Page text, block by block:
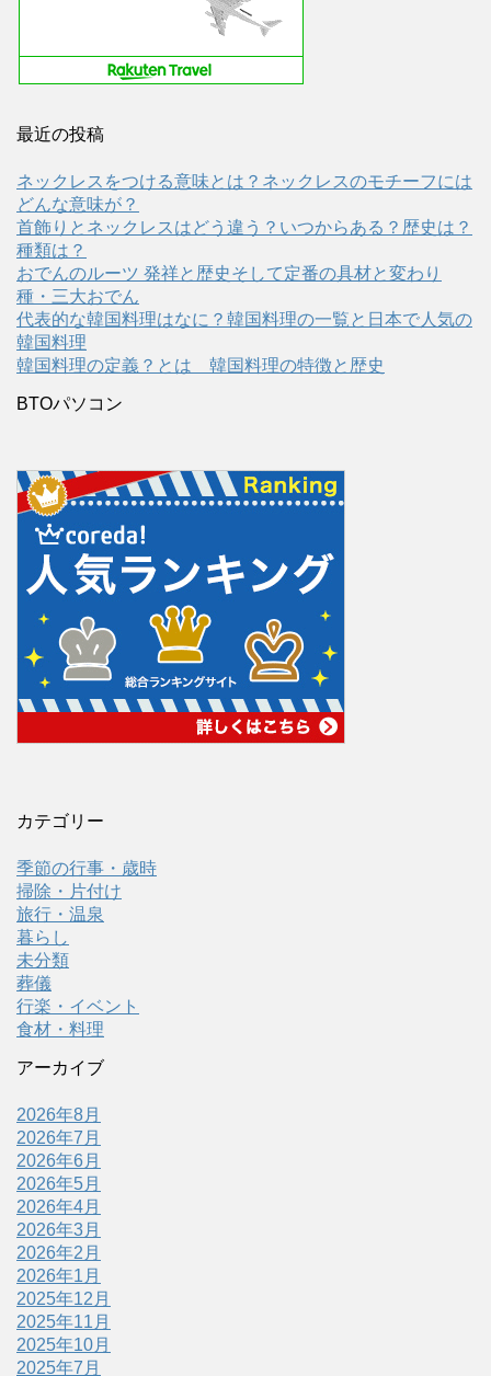
最近の投稿
ネックレスをつける意味とは？ネックレスのモチーフには
どんな意味が？
首飾りとネックレスはどう違う？いつからある？歴史は？
種類は？
おでんのルーツ 発祥と歴史そして定番の具材と変わり
種・三大おでん
代表的な韓国料理はなに？韓国料理の一覧と日本で人気の
韓国料理
韓国料理の定義？とは 韓国料理の特徴と歴史
BTOパソコン
カテゴリー
季節の行事・歳時
掃除・片付け
旅行・温泉
暮らし
未分類
葬儀
行楽・イベント
食材・料理
アーカイブ
2026年8月
2026年7月
2026年6月
2026年5月
2026年4月
2026年3月
2026年2月
2026年1月
2025年12月
2025年11月
2025年10月
2025年7月